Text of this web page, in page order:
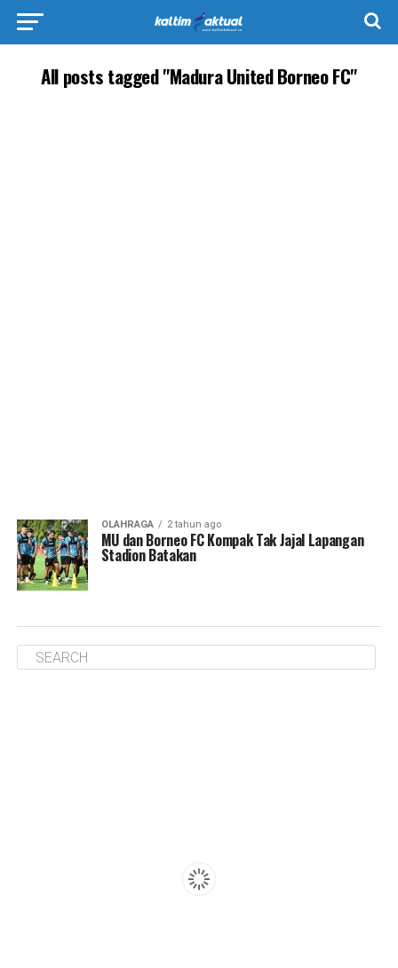
All posts tagged "Madura United Borneo FC"
OLAHRAGA 2 tahun ago
MU dan Borneo FC Kompak Tak Jajal Lapangan
Stadion Batakan